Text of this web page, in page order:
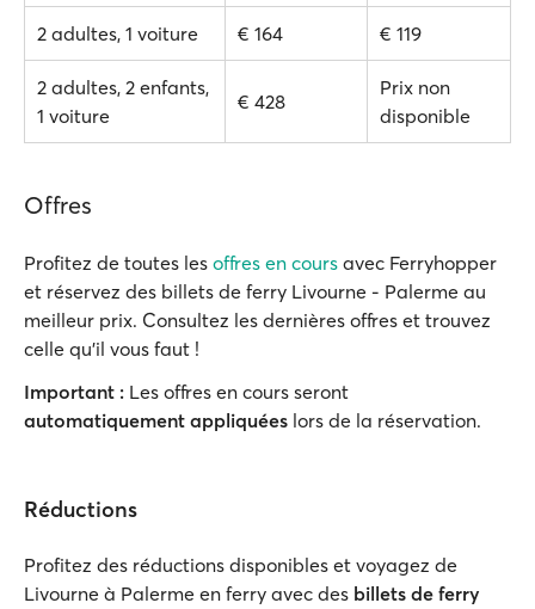
2 adultes, 1 voiture € 164 € 119
2 adultes, 2 enfants,
1 voiture
€ 428
Prix non
disponible
Offres
Profitez de toutes les offres en cours avec Ferryhopper
et réservez des billets de ferry Livourne - Palerme au
meilleur prix. Consultez les dernières offres et trouvez
celle qu'il vous faut !
Important : Les offres en cours seront
automatiquement appliquées lors de la réservation.
Réductions
Profitez des réductions disponibles et voyagez de
Livourne à Palerme en ferry avec des billets de ferry